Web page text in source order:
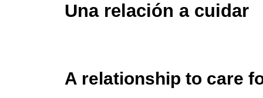
Una relación a cuidar
A relationship to care